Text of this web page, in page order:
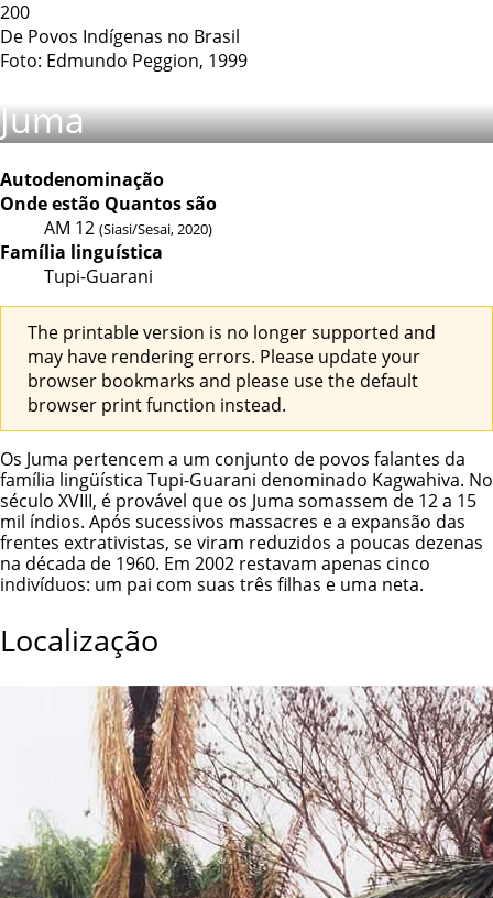
200
De Povos Indígenas no Brasil
Foto: Edmundo Peggion, 1999
Juma
Autodenominação
Onde estão Quantos são
AM 12 (Siasi/Sesai, 2020)
Família linguística
Tupi-Guarani
The printable version is no longer supported and
may have rendering errors. Please update your
browser bookmarks and please use the default
browser print function instead.
Os Juma pertencem a um conjunto de povos falantes da
família lingüística Tupi-Guarani denominado Kagwahiva. No
século XVIII, é provável que os Juma somassem de 12 a 15
mil índios. Após sucessivos massacres e a expansão das
frentes extrativistas, se viram reduzidos a poucas dezenas
na década de 1960. Em 2002 restavam apenas cinco
indivíduos: um pai com suas três filhas e uma neta.
Localização